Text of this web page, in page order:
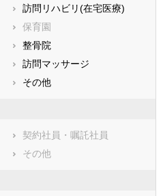
大阪府
徳島県
訪問リハビリ(在宅医療)
保育園
整骨院
訪問マッサージ
その他
契約社員・嘱託社員
その他